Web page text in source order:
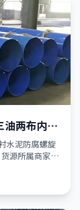
两布内衬
水泥防腐螺旋
源所属商家已